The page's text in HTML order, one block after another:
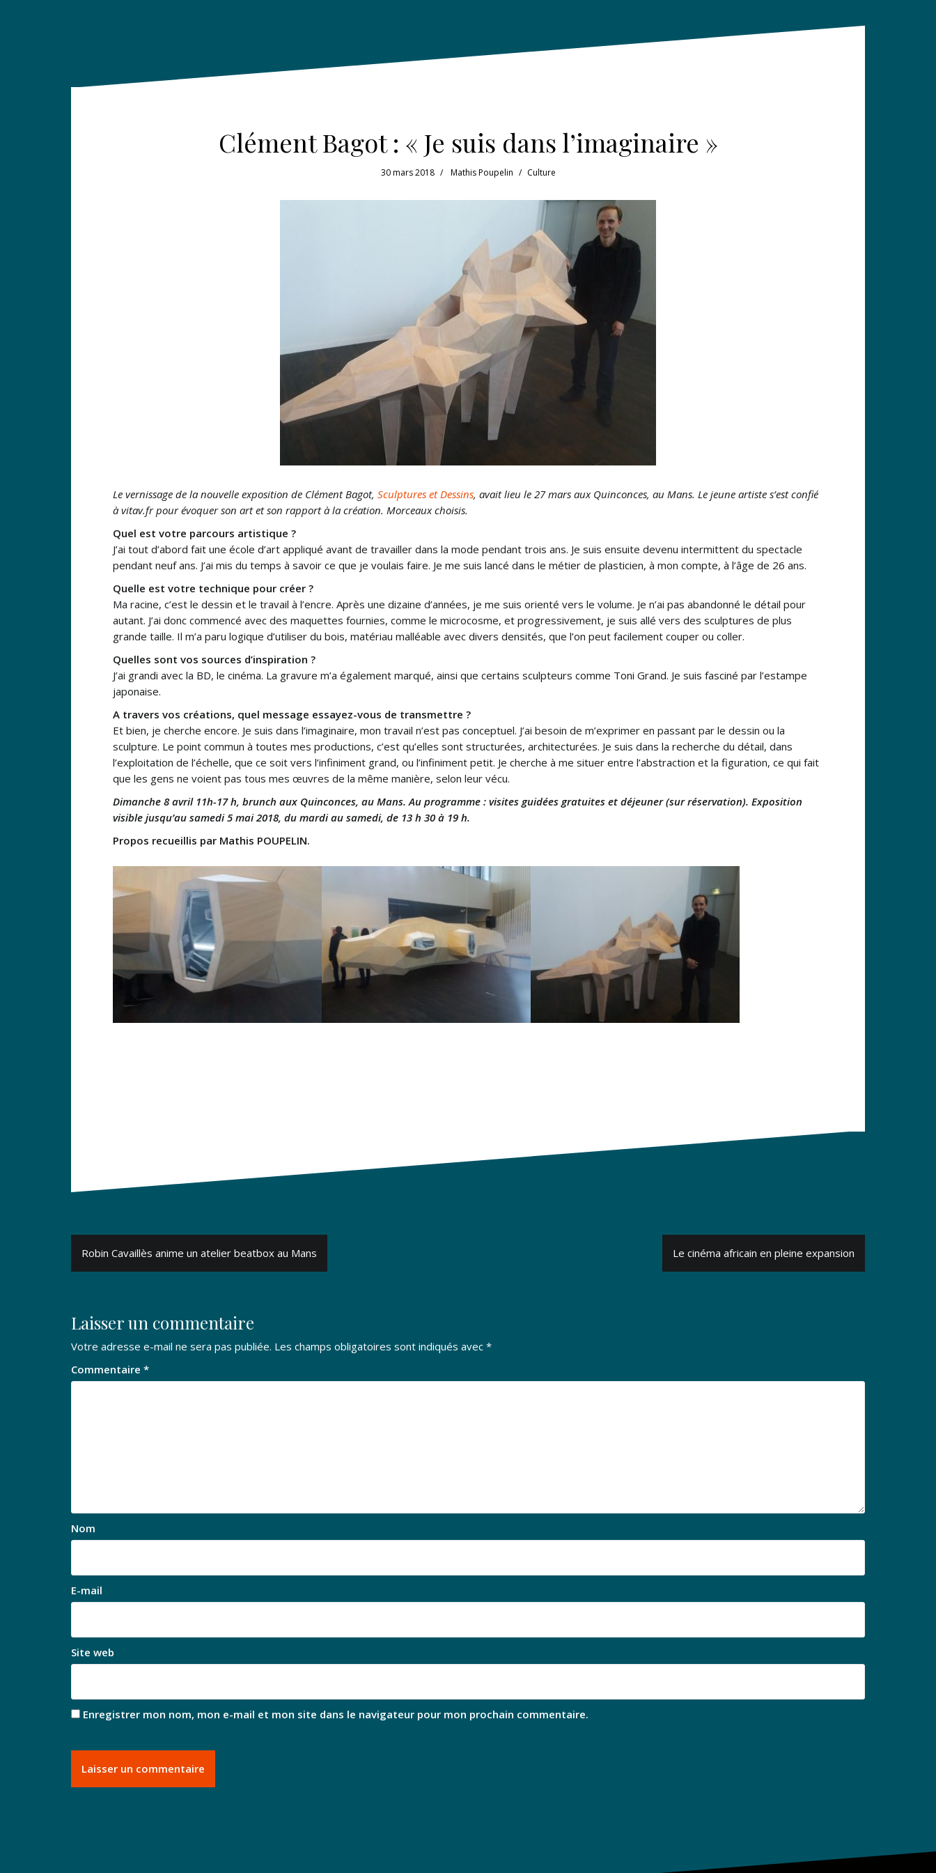
Clément Bagot : « Je suis dans l’imaginaire »
30 mars 2018 Mathis Poupelin Culture
Le vernissage de la nouvelle exposition de Clément Bagot, Sculptures et Dessins, avait lieu le 27 mars aux Quinconces, au Mans. Le jeune artiste s’est confié
à vitav.fr pour évoquer son art et son rapport à la création. Morceaux choisis.
Quel est votre parcours artistique ?
J’ai tout d’abord fait une école d’art appliqué avant de travailler dans la mode pendant trois ans. Je suis ensuite devenu intermittent du spectacle
pendant neuf ans. J’ai mis du temps à savoir ce que je voulais faire. Je me suis lancé dans le métier de plasticien, à mon compte, à l’âge de 26 ans.
Quelle est votre technique pour créer ?
Ma racine, c’est le dessin et le travail à l’encre. Après une dizaine d’années, je me suis orienté vers le volume. Je n’ai pas abandonné le détail pour
autant. J’ai donc commencé avec des maquettes fournies, comme le microcosme, et progressivement, je suis allé vers des sculptures de plus
grande taille. Il m’a paru logique d’utiliser du bois, matériau malléable avec divers densités, que l’on peut facilement couper ou coller.
Quelles sont vos sources d’inspiration ?
J’ai grandi avec la BD, le cinéma. La gravure m’a également marqué, ainsi que certains sculpteurs comme Toni Grand. Je suis fasciné par l’estampe
japonaise.
A travers vos créations, quel message essayez-vous de transmettre ?
Et bien, je cherche encore. Je suis dans l’imaginaire, mon travail n’est pas conceptuel. J’ai besoin de m’exprimer en passant par le dessin ou la
sculpture. Le point commun à toutes mes productions, c’est qu’elles sont structurées, architecturées. Je suis dans la recherche du détail, dans
l’exploitation de l’échelle, que ce soit vers l’infiniment grand, ou l’infiniment petit. Je cherche à me situer entre l’abstraction et la figuration, ce qui fait
que les gens ne voient pas tous mes œuvres de la même manière, selon leur vécu.
Dimanche 8 avril 11h-17 h, brunch aux Quinconces, au Mans. Au programme : visites guidées gratuites et déjeuner (sur réservation). Exposition
visible jusqu’au samedi 5 mai 2018, du mardi au samedi, de 13 h 30 à 19 h.
Propos recueillis par Mathis POUPELIN.
Navigation
de
Robin Cavaillès anime un atelier beatbox au Mans Le cinéma africain en pleine expansion
Laisser un commentaire
Votre adresse e-mail ne sera pas publiée. Les champs obligatoires sont indiqués avec *
Commentaire *
Nom
E-mail
Site web
Enregistrer mon nom, mon e-mail et mon site dans le navigateur pour mon prochain commentaire.